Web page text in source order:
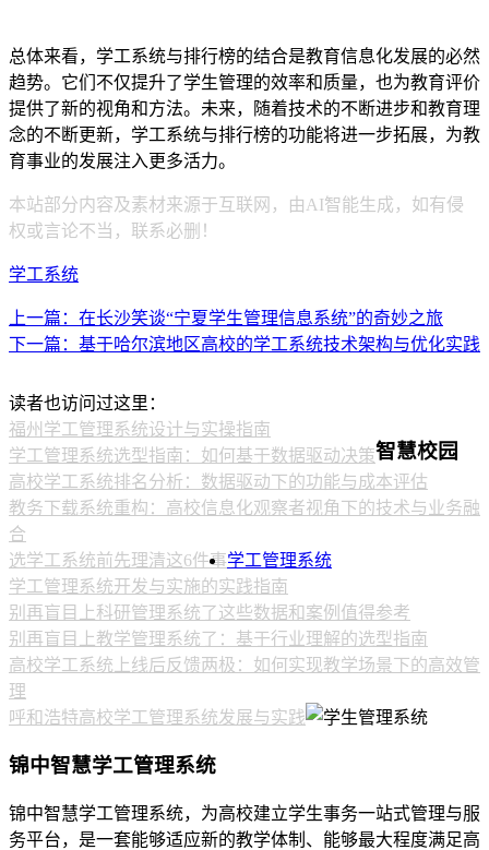
总体来看，学工系统与排行榜的结合是教育信息化发展的必然
趋势。它们不仅提升了学生管理的效率和质量，也为教育评价
提供了新的视角和方法。未来，随着技术的不断进步和教育理
念的不断更新，学工系统与排行榜的功能将进一步拓展，为教
育事业的发展注入更多活力。
本站部分内容及素材来源于互联网，由AI智能生成，如有侵
权或言论不当，联系必删！
学工系统
上一篇：在长沙笑谈“宁夏学生管理信息系统”的奇妙之旅
下一篇：基于哈尔滨地区高校的学工系统技术架构与优化实践
读者也访问过这里：
福州学工管理系统设计与实操指南
学工管理系统选型指南：如何基于数据驱动决策
高校学工系统排名分析：数据驱动下的功能与成本评估
教务下载系统重构：高校信息化观察者视角下的技术与业务融
合
选学工系统前先理清这6件事
学工管理系统开发与实施的实践指南
别再盲目上科研管理系统了这些数据和案例值得参考
别再盲目上教学管理系统了：基于行业理解的选型指南
高校学工系统上线后反馈两极：如何实现教学场景下的高效管
理
呼和浩特高校学工管理系统发展与实践
智慧校园
学工管理系统
锦中智慧学工管理系统
锦中智慧学工管理系统，为高校建立学生事务一站式管理与服
务平台，是一套能够适应新的教学体制、能够最大程度满足高